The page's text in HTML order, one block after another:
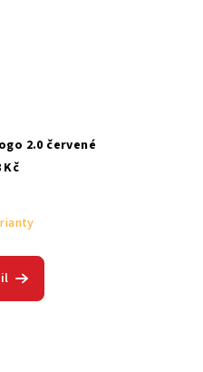
2.0 červené
Kč